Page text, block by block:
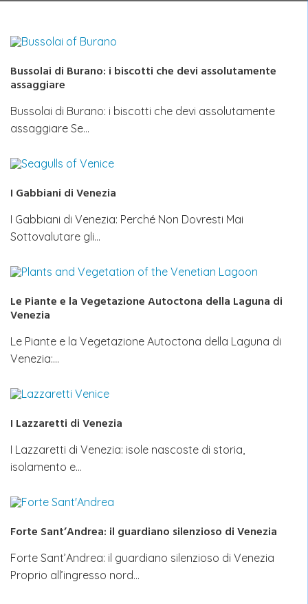
Bussolai di Burano: i biscotti che devi assolutamente
assaggiare
Bussolai di Burano: i biscotti che devi assolutamente
assaggiare Se…
I Gabbiani di Venezia
I Gabbiani di Venezia: Perché Non Dovresti Mai
Sottovalutare gli…
Le Piante e la Vegetazione Autoctona della Laguna di
Venezia
Le Piante e la Vegetazione Autoctona della Laguna di
Venezia:…
I Lazzaretti di Venezia
I Lazzaretti di Venezia: isole nascoste di storia,
isolamento e…
Forte Sant’Andrea: il guardiano silenzioso di Venezia
Forte Sant’Andrea: il guardiano silenzioso di Venezia
Proprio all’ingresso nord…